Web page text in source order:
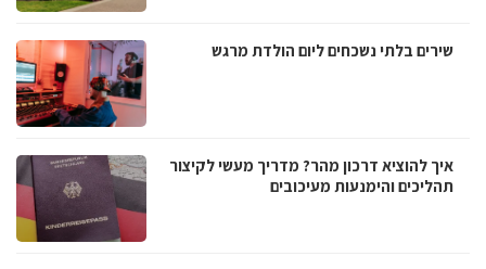
שירים בלתי נשכחים ליום הולדת מרגש
איך להוציא דרכון מהר? מדריך מעשי לקיצור
תהליכים והימנעות מעיכובים